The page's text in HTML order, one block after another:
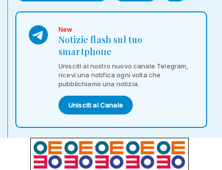
New
Notizie flash sul tuo
smartphone
Unisciti al nostro nuovo canale Telegram,
ricevi una notifica ogni volta che
pubblichiamo una notizia.
Unisciti al Canale